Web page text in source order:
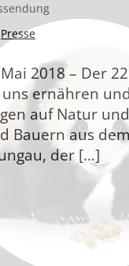
Presse
2018 – Der
ernähren
auf Natur
Bauern aus
der […]